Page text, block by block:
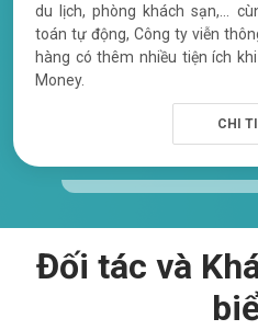
du lịch, phòng khách sạn,...
toán tự động, Công ty viễn
hàng có thêm nhiều tiện ích
Money.
CHI
Đối tác và